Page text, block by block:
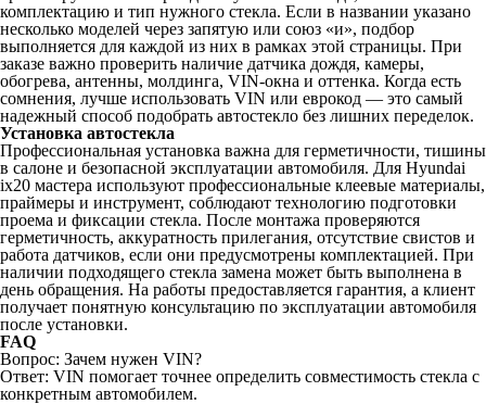
комплектацию и тип нужного стекла. Если в названии указано
несколько моделей через запятую или союз «и», подбор
выполняется для каждой из них в рамках этой страницы. При
заказе важно проверить наличие датчика дождя, камеры,
обогрева, антенны, молдинга, VIN-окна и оттенка. Когда есть
сомнения, лучше использовать VIN или еврокод — это самый
надежный способ подобрать автостекло без лишних переделок.
Установка автостекла
Профессиональная установка важна для герметичности, тишины
в салоне и безопасной эксплуатации автомобиля. Для Hyundai
ix20 мастера используют профессиональные клеевые материалы,
праймеры и инструмент, соблюдают технологию подготовки
проема и фиксации стекла. После монтажа проверяются
герметичность, аккуратность прилегания, отсутствие свистов и
работа датчиков, если они предусмотрены комплектацией. При
наличии подходящего стекла замена может быть выполнена в
день обращения. На работы предоставляется гарантия, а клиент
получает понятную консультацию по эксплуатации автомобиля
после установки.
FAQ
Вопрос: Зачем нужен VIN?
Ответ: VIN помогает точнее определить совместимость стекла с
конкретным автомобилем.